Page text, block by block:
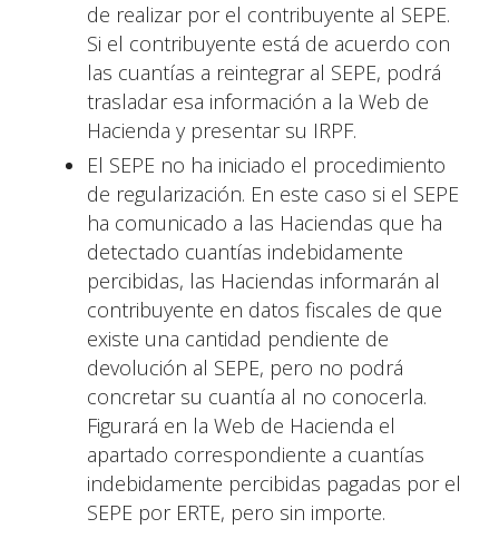
de realizar por el contribuyente al SEPE.
Si el contribuyente está de acuerdo con
las cuantías a reintegrar al SEPE, podrá
trasladar esa información a la Web de
Hacienda y presentar su IRPF.
El SEPE no ha iniciado el procedimiento
de regularización. En este caso si el SEPE
ha comunicado a las Haciendas que ha
detectado cuantías indebidamente
percibidas, las Haciendas informarán al
contribuyente en datos fiscales de que
existe una cantidad pendiente de
devolución al SEPE, pero no podrá
concretar su cuantía al no conocerla.
Figurará en la Web de Hacienda el
apartado correspondiente a cuantías
indebidamente percibidas pagadas por el
SEPE por ERTE, pero sin importe.